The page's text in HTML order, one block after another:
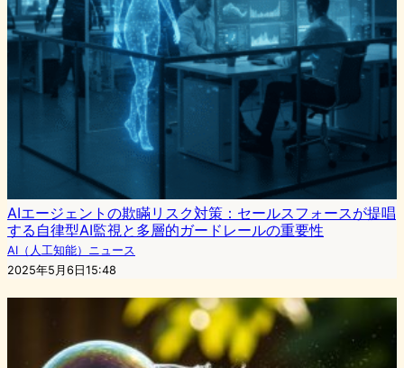
AIエージェントの欺瞞リスク対策：セールスフォースが提唱
する自律型AI監視と多層的ガードレールの重要性
AI（人工知能）ニュース
2025年5月6日15:48